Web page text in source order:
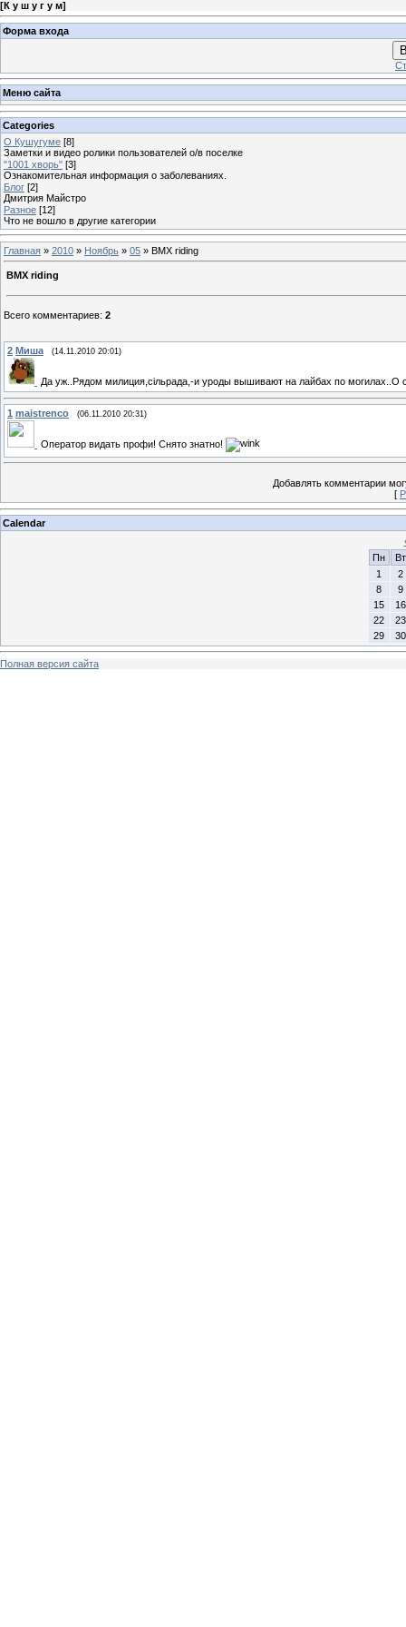
[К у ш у г у м]
Форма входа
Меню сайта
Categories
О Кушугуме [8]
Заметки и видео ролики пользователей о/в поселке
"1001 хворь" [3]
Ознакомительная информация о заболеваниях.
Блог [2]
Дмитрия Майстро
Разное [12]
Что не вошло в другие категории
Главная » 2010 » Ноябрь » 05 » BMX riding
BMX riding
Всего комментариев: 2
2 Миша (14.11.2010 20:01)
Да уж..Рядом милиция,сiльрада,-и уроды вышивают на лайбах по могилах..О
1 maistrenco (06.11.2010 20:31)
Оператор видать профи! Снято знатно!
Добавлять комментарии
[
Calendar
Пн
Вт
1
2
8
9
15
16
22
23
29
30
Полная версия сайта